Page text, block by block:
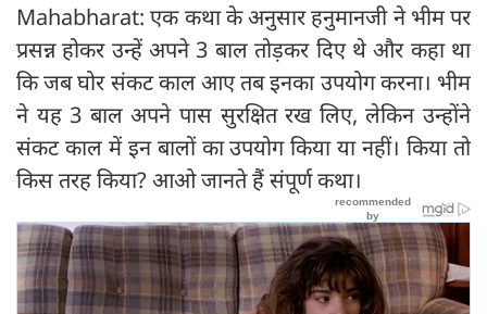
Mahabharat: एक कथा के अनुसार हनुमानजी ने भीम पर
प्रसन्न होकर उन्हें अपने 3 बाल तोड़कर दिए थे और कहा था
कि जब घोर संकट काल आए तब इनका उपयोग करना। भीम
ने यह 3 बाल अपने पास सुरक्षित रख लिए, लेकिन उन्होंने
संकट काल में इन बालों का उपयोग किया या नहीं। किया तो
किस तरह किया? आओ जानते हैं संपूर्ण कथा।